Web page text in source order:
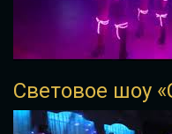
Световое шоу